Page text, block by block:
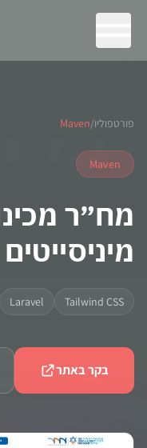
פורטפוליו/
Maven
Maven
מח״ר
Tailwind CSS
Laravel
בקר באתר